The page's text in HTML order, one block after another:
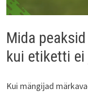
Mida
kui etiketti ei
Kui mängijad